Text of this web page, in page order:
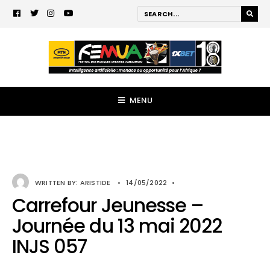
MENU
WRITTEN BY: ARISTIDE • 14/05/2022 •
Carrefour Jeunesse –
Journée du 13 mai 2022
INJS 057